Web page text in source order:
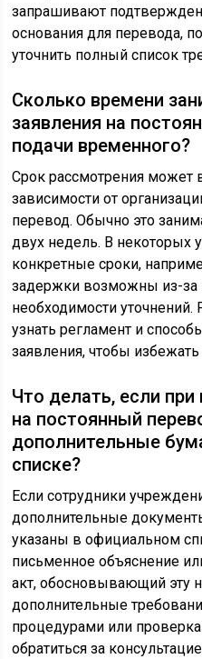
запрашивают
основания для перевода,
уточнить полный список
Сколько времени
заявления на
подачи временного?
Срок рассмотрения может
зависимости от
перевод. Обычно это
двух недель. В некоторых
конкретные сроки,
задержки возможны из-за
необходимости уточнений.
узнать регламент и
заявления, чтобы
Что делать, если
на постоянный
дополнительные
списке?
Если сотрудники
дополнительные
указаны в официальном
письменное объяснение
акт, обосновывающий эту
дополнительные
процедурами или
обратиться за